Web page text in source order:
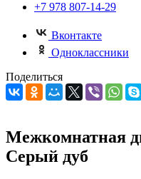
+7 978 807-14-29
Вконтакте
Одноклассники
Поделиться
Межкомнатная
Серый дуб